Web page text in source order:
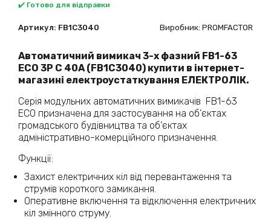
✔️ Готово для відправки
Артикул: FB1C3040 Виробник: PROMFACTOR
Автоматичний вимикач 3-х фазний FB1-63
ECO 3P С 40А (FB1C3040) купити в інтернет-
магазині електроустаткування ЕЛЕКТРОЛІК.
Серія модульних автоматичних вимикачів FB1-63
ECO призначена для застосування на об’єктах
громадського будівництва та об’єктах
адміністративно-комерційного призначення.
Функції:
Захист електричних кіл від перевантаження та
струмів короткого замикання.
Оперативне включення та відключення електричних
кіл змінного струму.